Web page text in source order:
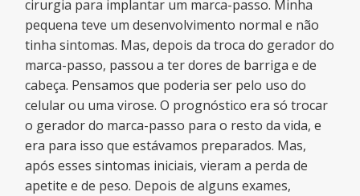
cirurgia para implantar um marca-passo. Minha
pequena teve um desenvolvimento normal e não
tinha sintomas. Mas, depois da troca do gerador do
marca-passo, passou a ter dores de barriga e de
cabeça. Pensamos que poderia ser pelo uso do
celular ou uma virose. O prognóstico era só trocar
o gerador do marca-passo para o resto da vida, e
era para isso que estávamos preparados. Mas,
após esses sintomas iniciais, vieram a perda de
apetite e de peso. Depois de alguns exames,